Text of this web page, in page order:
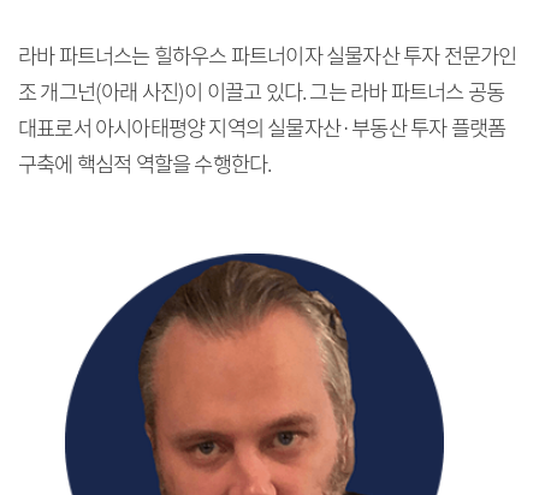
라바 파트너스는 힐하우스 파트너이자 실물자산 투자 전문가인
조 개그넌(아래 사진)이 이끌고 있다. 그는 라바 파트너스 공동
대표로서 아시아태평양 지역의 실물자산·부동산 투자 플랫폼
구축에 핵심적 역할을 수행한다.